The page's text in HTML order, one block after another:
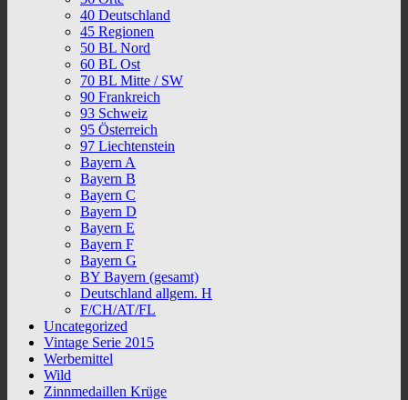
40 Deutschland
45 Regionen
50 BL Nord
60 BL Ost
70 BL Mitte / SW
90 Frankreich
93 Schweiz
95 Österreich
97 Liechtenstein
Bayern A
Bayern B
Bayern C
Bayern D
Bayern E
Bayern F
Bayern G
BY Bayern (gesamt)
Deutschland allgem. H
F/CH/AT/FL
Uncategorized
Vintage Serie 2015
Werbemittel
Wild
Zinnmedaillen Krüge